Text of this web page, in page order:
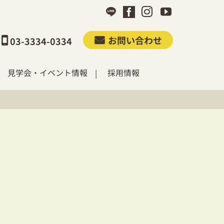
03-3334-0334 お問い合わせ
見学会・イベント情報 採用情報